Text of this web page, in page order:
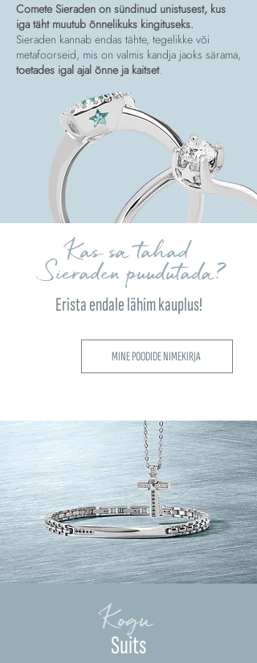
Comete Sieraden on sündinud unistusest, kus
iga täht muutub õnnelikuks kingituseks.
Sieraden kannab endas tähte, tegelikke või
metafoorseid, mis on valmis kandja jaoks särama,
toetades igal ajal õnne ja kaitset.
Kas sa tahad
Sieraden puudutada?
Erista endale lähim kauplus!
MINE POODIDE NIMEKIRJA
Kogu
Suits